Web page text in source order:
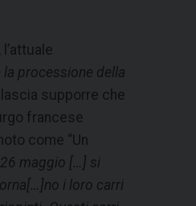
la processione della
lascia supporre che
francese
come “Un
26 maggio […] si
i loro carri